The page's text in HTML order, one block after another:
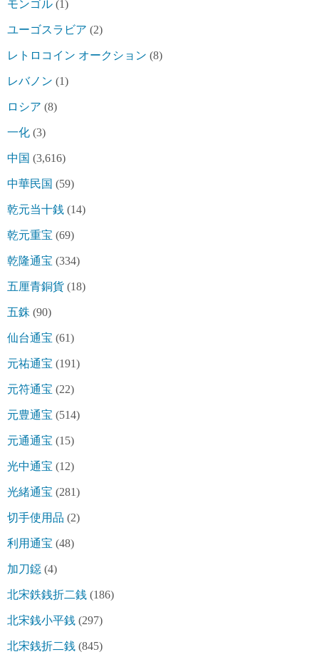
モンゴル (1)
ユーゴスラビア (2)
レトロコイン オークション (8)
レバノン (1)
ロシア (8)
一化 (3)
中国 (3,616)
中華民国 (59)
乾元当十銭 (14)
乾元重宝 (69)
乾隆通宝 (334)
五厘青銅貨 (18)
五銖 (90)
仙台通宝 (61)
元祐通宝 (191)
元符通宝 (22)
元豊通宝 (514)
元通通宝 (15)
光中通宝 (12)
光緒通宝 (281)
切手使用品 (2)
利用通宝 (48)
加刀鐚 (4)
北宋鉄銭折二銭 (186)
北宋銭小平銭 (297)
北宋銭折二銭 (845)